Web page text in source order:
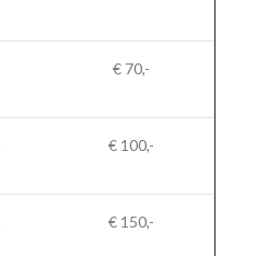
€ 70,-
€ 100,-
€ 150,-